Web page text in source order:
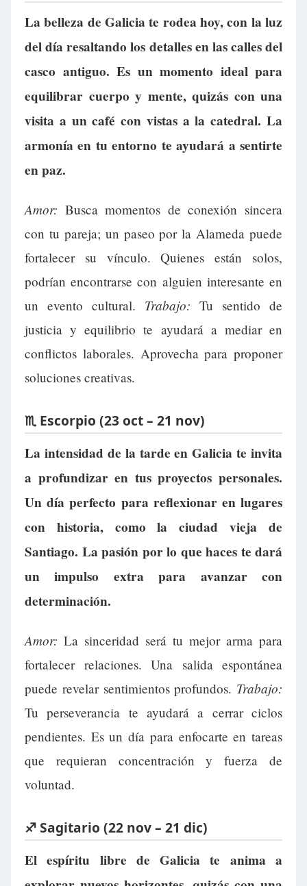
La belleza de Galicia te rodea hoy, con la luz
del día resaltando los detalles en las calles del
casco antiguo. Es un momento ideal para
equilibrar cuerpo y mente, quizás con una
visita a un café con vistas a la catedral. La
armonía en tu entorno te ayudará a sentirte
en paz.
Amor: Busca momentos de conexión sincera
con tu pareja; un paseo por la Alameda puede
fortalecer su vínculo. Quienes están solos,
podrían encontrarse con alguien interesante en
un evento cultural. Trabajo: Tu sentido de
justicia y equilibrio te ayudará a mediar en
conflictos laborales. Aprovecha para proponer
soluciones creativas.
♏ Escorpio (23 oct – 21 nov)
La intensidad de la tarde en Galicia te invita
a profundizar en tus proyectos personales.
Un día perfecto para reflexionar en lugares
con historia, como la ciudad vieja de
Santiago. La pasión por lo que haces te dará
un impulso extra para avanzar con
determinación.
Amor: La sinceridad será tu mejor arma para
fortalecer relaciones. Una salida espontánea
puede revelar sentimientos profundos. Trabajo:
Tu perseverancia te ayudará a cerrar ciclos
pendientes. Es un día para enfocarte en tareas
que requieran concentración y fuerza de
voluntad.
♐ Sagitario (22 nov – 21 dic)
El espíritu libre de Galicia te anima a